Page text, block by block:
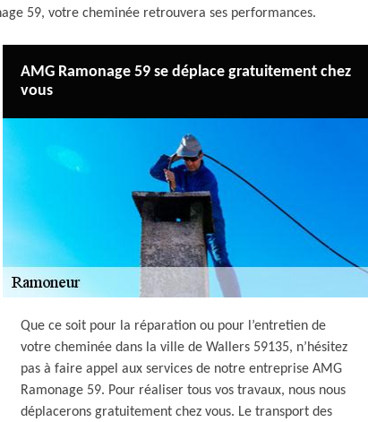
59, votre cheminée retrouvera ses performances.
AMG Ramonage 59 se déplace gratuitement chez
vous
Que ce soit pour la réparation ou pour l’entretien de
votre cheminée dans la ville de Wallers 59135, n’hésitez
pas à faire appel aux services de notre entreprise AMG
Ramonage 59. Pour réaliser tous vos travaux, nous nous
déplacerons gratuitement chez vous. Le transport des